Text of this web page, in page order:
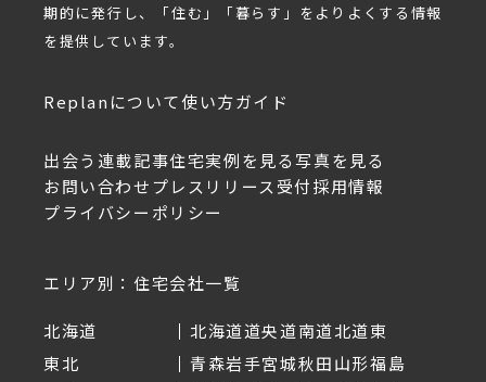
期的に発行し、「住む」「暮らす」をよりよくする情報
を提供しています。
Replanについて使い方ガイド
出会う 連載記事住宅実例を見る写真を見る
お問い合わせ プレスリリース受付採用情報
プライバシーポリシー
エリア別：住宅会社一覧
北海道 北海道道央道南道北道東
東北
青森岩手宮城秋田山形福島